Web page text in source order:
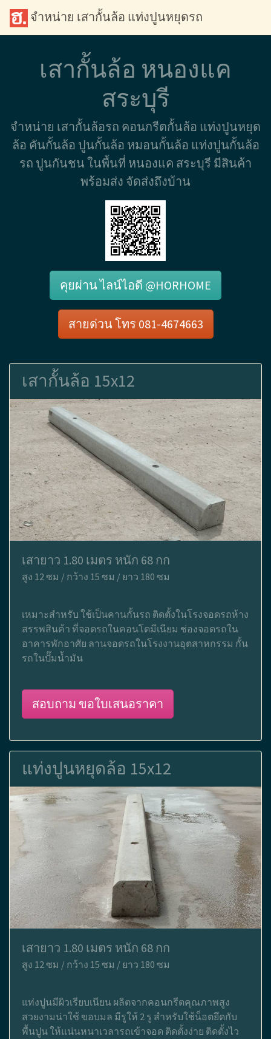
จำหน่าย เสากั้นล้อ แท่งปูนหยุดรถ
เสากั้นล้อ หนองแค
สระบุรี
จำหน่าย เสากั้นล้อรถ คอนกรีตกั้นล้อ แท่งปูนหยุด
ล้อ คันกั้นล้อ ปูนกั้นล้อ หมอนกั้นล้อ แท่งปูนกั้นล้อ
รถ ปูนกันชน ในพื้นที่ หนองแค สระบุรี มีสินค้า
พร้อมส่ง จัดส่งถึงบ้าน
คุยผ่าน ไลน์ไอดี @HORHOME
สายด่วน โทร 081-4674663
เสากั้นล้อ 15x12
เสายาว 1.80 เมตร หนัก 68 กก
สูง 12 ซม / กว้าง 15 ซม / ยาว 180 ซม
เหมาะสำหรับ ใช้เป็นคานกั้นรถ ติดตั้งในโรงจอดรถห้าง
สรรพสินค้า ที่จอดรถในคอนโดมีเนียม ช่องจอดรถใน
อาคารพักอาศัย ลานจอดรถในโรงงานอุตสาหกรรม กั้น
รถในปั๊มน้ำมัน
สอบถาม ขอใบเสนอราคา
แท่งปูนหยุดล้อ 15x12
เสายาว 1.80 เมตร หนัก 68 กก
สูง 12 ซม / กว้าง 15 ซม / ยาว 180 ซม
แท่งปูนมีผิวเรียบเนียน ผลิตจากคอนกรีตคุณภาพสูง
สวยงามน่าใช้ ขอบมล มีรูให้ 2 รู สำหรับใช้น็อตยึดกับ
พื้นปูน ให้แน่นหนาเวลารถเข้าจอด ติดตั้งง่าย ติดตั้งไว